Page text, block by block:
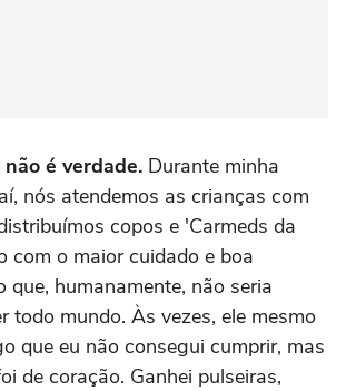
é verdade. Durante minha
nós atendemos as crianças com
copos e 'Carmeds da
com o maior cuidado e boa
que, humanamente, não seria
todo mundo. Às vezes, ele mesmo
que eu não consegui cumprir, mas
de coração. Ganhei pulseiras,